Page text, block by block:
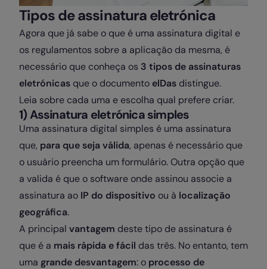
Tipos de assinatura eletrónica
Agora que já sabe o que é uma assinatura digital e
os regulamentos sobre a aplicação da mesma, é
necessário que conheça os 3 tipos de assinaturas
eletrónicas que o documento elDas distingue.
Leia sobre cada uma e escolha qual prefere criar.
1) Assinatura eletrónica simples
Uma assinatura digital simples é uma assinatura
que, para que seja válida, apenas é necessário que
o usuário preencha um formulário. Outra opção que
a valida é que o software onde assinou associe a
assinatura ao IP do dispositivo ou à localização
geográfica.
A principal vantagem deste tipo de assinatura é
que é a mais rápida e fácil das três. No entanto, tem
uma grande desvantagem: o processo de